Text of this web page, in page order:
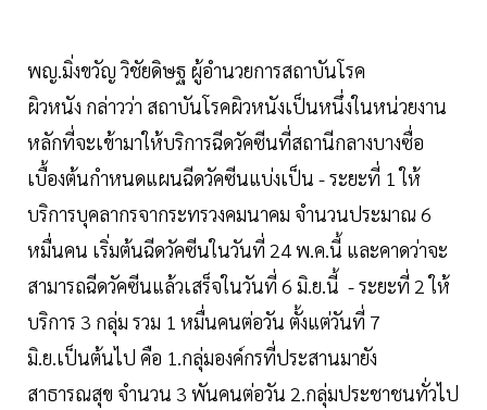
พญ.มิ่งขวัญ วิชัยดิษฐ ผู้อำนวยการสถาบันโรค
ผิวหนัง กล่าวว่า สถาบันโรคผิวหนังเป็นหนึ่งในหน่วยงาน
หลักที่จะเข้ามาให้บริการฉีดวัคซีนที่สถานีกลางบางซื่อ
เบื้องต้นกำหนดแผนฉีดวัคซีนแบ่งเป็น - ระยะที่ 1 ให้
บริการบุคลากรจากระทรวงคมนาคม จำนวนประมาณ 6
หมื่นคน เริ่มต้นฉีดวัคซีนในวันที่ 24 พ.ค.นี้ และคาดว่าจะ
สามารถฉีดวัคซีนแล้วเสร็จในวันที่ 6 มิ.ย.นี้ - ระยะที่ 2 ให้
บริการ 3 กลุ่ม รวม 1 หมื่นคนต่อวัน ตั้งแต่วันที่ 7
มิ.ย.เป็นต้นไป คือ 1.กลุ่มองค์กรที่ประสานมายัง
สาธารณสุข จำนวน 3 พันคนต่อวัน 2.กลุ่มประชาชนทั่วไป